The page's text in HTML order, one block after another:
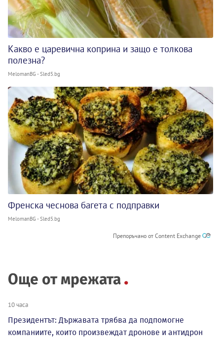
Какво е царевична коприна и защо е толкова
полезна?
MelomanBG - Sled5.bg
Френска чеснова багета с подправки
MelomanBG - Sled5.bg
Препоръчано от Content Exchange
Още от мрежата
10 часа
Президентът: Държавата трябва да подпомогне
компаниите, които произвеждат дронове и антидрон